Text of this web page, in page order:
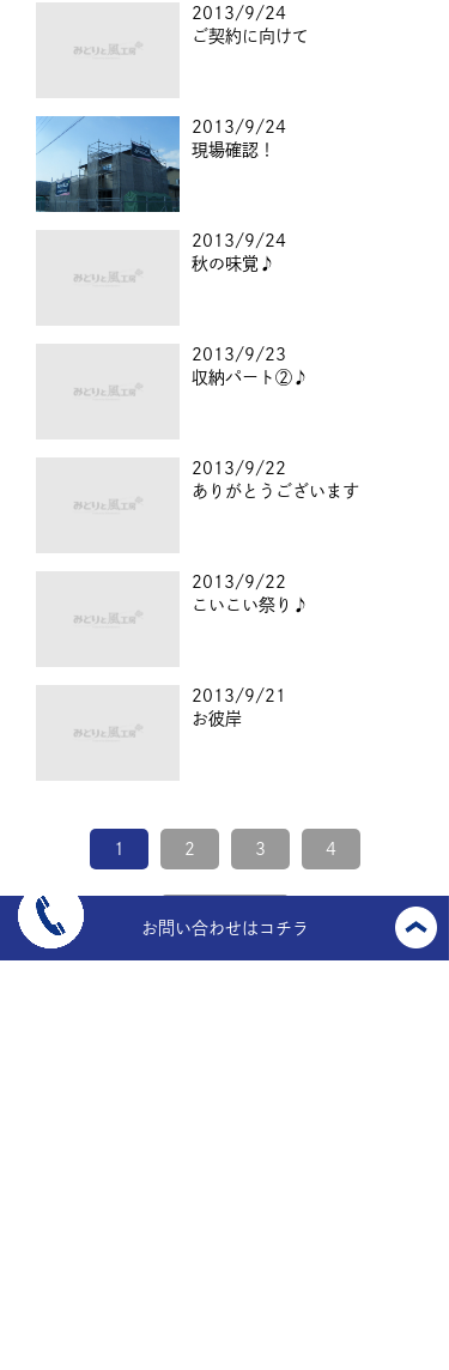
お問い合わせはコチラ
2013/9/24
ご契約に向けて
2013/9/24
現場確認！
2013/9/24
秋の味覚♪
2013/9/23
収納パート②♪
2013/9/22
ありがとうございます
2013/9/22
こいこい祭り♪
2013/9/21
お彼岸
1 2 3 4